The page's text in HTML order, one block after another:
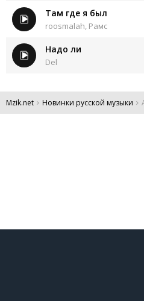
Там где я был
roosmalah, Рамс
Надо ли
Del
Mzik.net Новинки русской музыки